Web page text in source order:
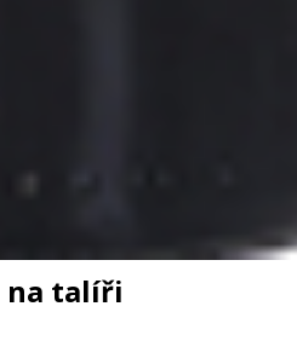
na talíři